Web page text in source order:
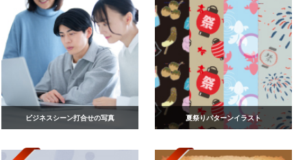
ビジネスシーン打合せの写真 夏祭りパターンイラスト